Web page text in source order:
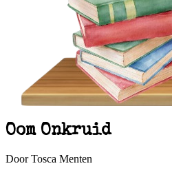
Oom Onkruid
Door Tosca Menten